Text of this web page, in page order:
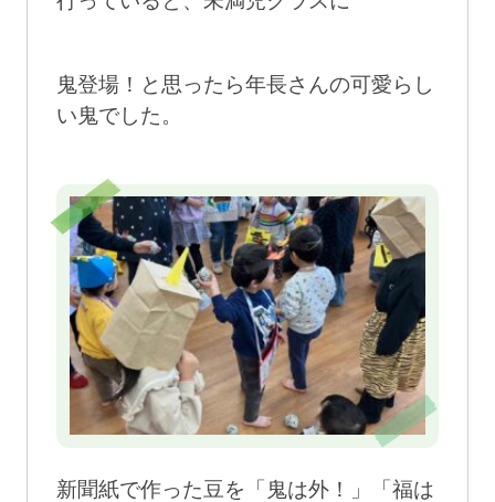
鬼登場！と思ったら年長さんの可愛らし
い鬼でした。
新聞紙で作った豆を「鬼は外！」「福は